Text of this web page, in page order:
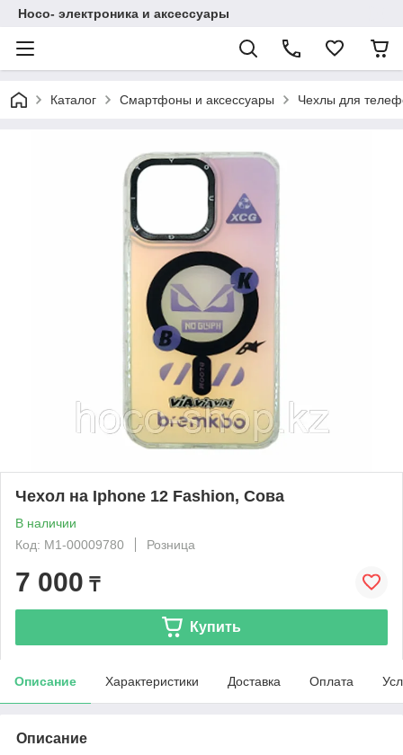
Hoco- электроника и аксессуары
Каталог Смартфоны и аксессуары Чехлы для
Чехол на Iphone 12 Fashion, Сова
В наличии
Код: М1-00009780
Розница
7 000 ₸
Купить
Описание Характеристики Доставка Оплата
Описание